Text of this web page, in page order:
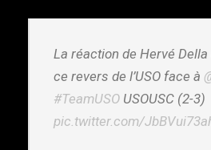
La réaction de Hervé
ce revers de l’USO face à
#TeamUSO USOUSC (2-3)
pic.twitter.com/